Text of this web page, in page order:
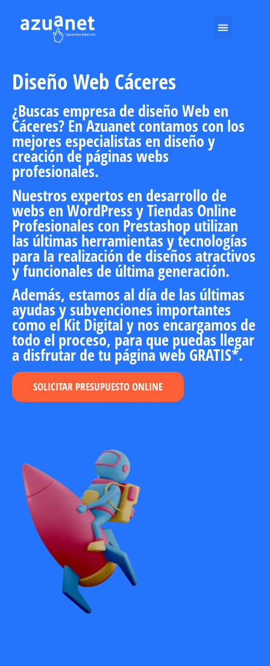
Diseño Web Cáceres
¿Buscas empresa de diseño Web en
Cáceres? En Azuanet contamos con los
mejores especialistas en diseño y
creación de páginas webs
profesionales.
Nuestros expertos en desarrollo de
webs en WordPress yTiendas Online
Profesionales con Prestashop utilizan
las últimas herramientas y tecnologías
para la realización de diseños atractivos
y funcionales de última generación.
Además, estamos al día de las últimas
ayudas y subvenciones importantes
como elKit Digitaly nos encargamos de
todo el proceso, para que puedas llegar
a disfrutar de tu página web GRATIS*.
SOLICITAR PRESUPUESTO ONLINE